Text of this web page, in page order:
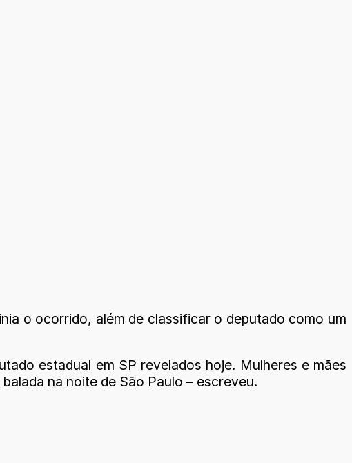
o ocorrido, além de classificar o deputado como um
estadual em SP revelados hoje. Mulheres e mães
na noite de São Paulo – escreveu.